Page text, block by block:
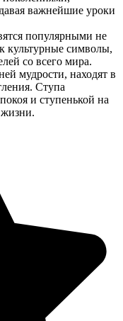
важнейшие уроки
популярными не
культурные символы,
со всего мира.
мудрости, находят в
Ступа
и ступенькой на